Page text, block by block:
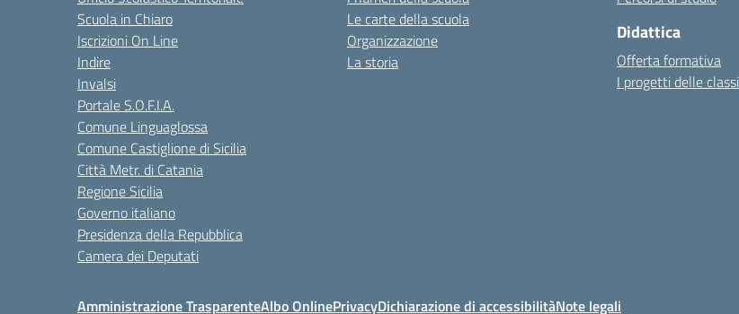
Scuola in Chiaro
Iscrizioni On Line
Indire
Invalsi
Portale S.O.F.I.A.
Comune Linguaglossa
Comune Castiglione di Sicilia
Città Metr. di Catania
Regione Sicilia
Governo italiano
Presidenza della Repubblica
Camera dei Deputati
Le carte della scuola
Organizzazione
La storia
Didattica
Offerta formativa
I progetti delle classi
Amministrazione TrasparenteAlbo OnlinePrivacyDichiarazione di accessibilitàNote legali